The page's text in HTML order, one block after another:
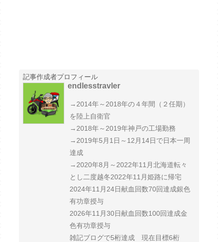
記事作成者プロフィール
endlesstravler
→2014年～2018年の４年間（２任期）
を陸上自衛官
→2018年～2019年神戸の工場勤務
→2019年5月1日～12月14日で日本一周
達成
→2020年8月～2022年11月北海道転々
とし二度越冬2022年11月姫路に帰宅
2024年11月24日献血回数70回達成銀色
有功章授与
2026年11月30日献血回数100回達成金
色有功章授与
雑記ブログで5桁達成 現在目標6桁